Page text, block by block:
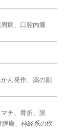
病、口腔内腫
ん発作、薬の副
チ、骨折、脱
瘍、神経系の疾